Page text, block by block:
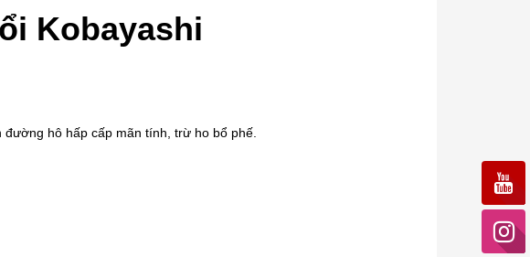
Kobayashi
hô hấp cấp mãn tính, trừ ho bổ phế.